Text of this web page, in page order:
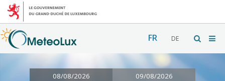
FR DE
08/08/2026 09/08/2026